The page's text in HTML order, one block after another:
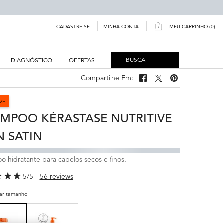
CADASTRE-SE MINHA CONTA MEU CARRINHO 0
0 PRODUCT IN CART
DIAGNÓSTICO OFERTAS BUSCA
Compartilhe Em: Compartilhe Em: Facebook
Compartilhe Em: Twitter
Compartilhe Em:
KÉRASTASE NUTRITIVE
SATIN
hidratante para cabelos secos e finos.
5/5
56 reviews
tamanho